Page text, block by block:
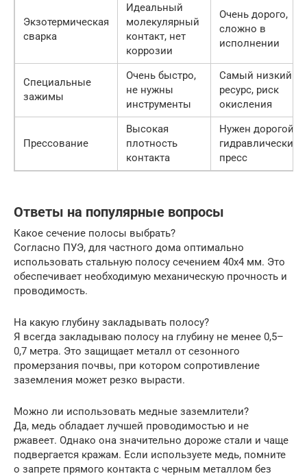
Экзотермическая
сварка
Идеальный
молекулярный
контакт, нет
коррозии
Очень дорого,
сложно в
исполнении
Специальные
зажимы
Очень быстро,
не нужны
инструменты
Самый низкий
ресурс, риск
окисления
Прессование
Высокая
плотность
контакта
Нужен дорогой
гидравлический
пресс
Ответы на популярные вопросы
Какое сечение полосы выбрать?
Согласно ПУЭ, для частного дома оптимально
использовать стальную полосу сечением 40х4 мм. Это
обеспечивает необходимую механическую прочность и
проводимость.
На какую глубину закладывать полосу?
Я всегда закладываю полосу на глубину не менее 0,5–
0,7 метра. Это защищает металл от сезонного
промерзания почвы, при котором сопротивление
заземления может резко вырасти.
Можно ли использовать медные заземлители?
Да, медь обладает лучшей проводимостью и не
ржавеет. Однако она значительно дороже стали и чаще
подвергается кражам. Если используете медь, помните
о запрете прямого контакта с черным металлом без